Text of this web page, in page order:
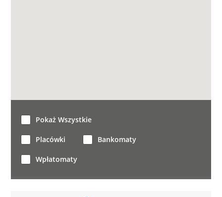
Pokaż Wszystkie
Placówki Bankomaty
Wpłatomaty